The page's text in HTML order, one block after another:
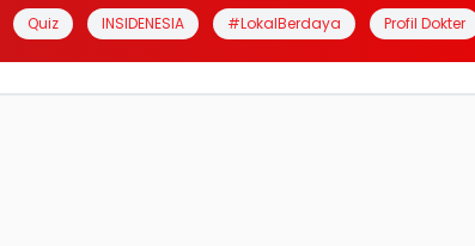
Quiz INSIDENESIA #LokalBerdaya Profil Dokter